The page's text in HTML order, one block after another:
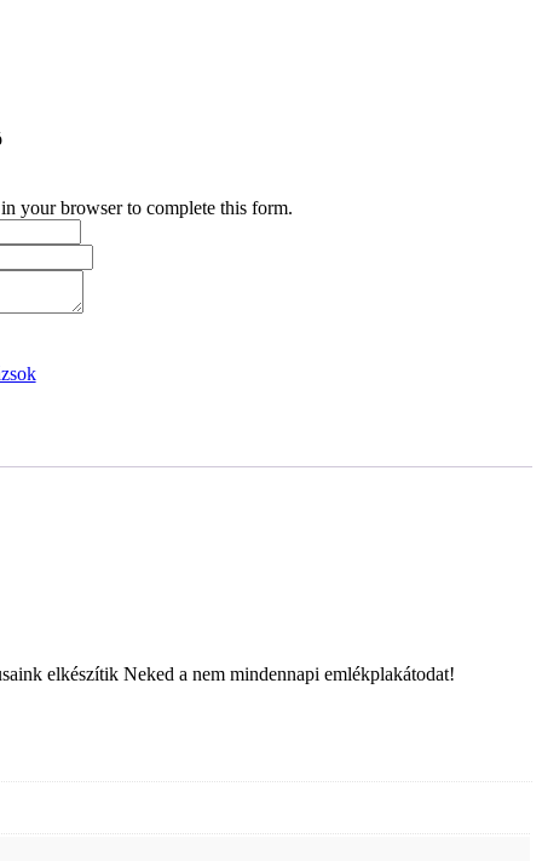
your browser to complete this form.
elkészítik Neked a nem mindennapi emlékplakátodat!